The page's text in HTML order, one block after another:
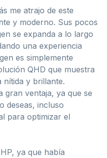
me atrajo de este
y moderno. Sus pocos
se expanda a lo largo
una experiencia
es simplemente
QHD que muestra
nítida y brillante.
gran ventaja, ya que se
deseas, incluso
para optimizar el
ya que había